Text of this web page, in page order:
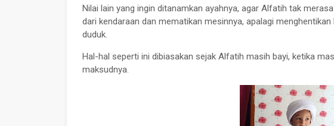
Nilai lain yang ingin ditanamkan ayahnya, agar Alfatih tak
dari kendaraan dan mematikan mesinnya, apalagi
duduk.
Hal-hal seperti ini dibiasakan sejak Alfatih masih bayi, ketika
maksudnya.